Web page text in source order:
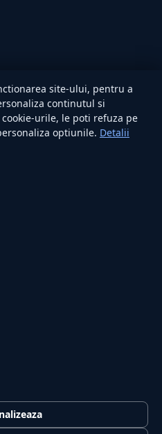
site-ului, pentru a
continutul si
urile, le poti refuza pe
optiunile. Detalii